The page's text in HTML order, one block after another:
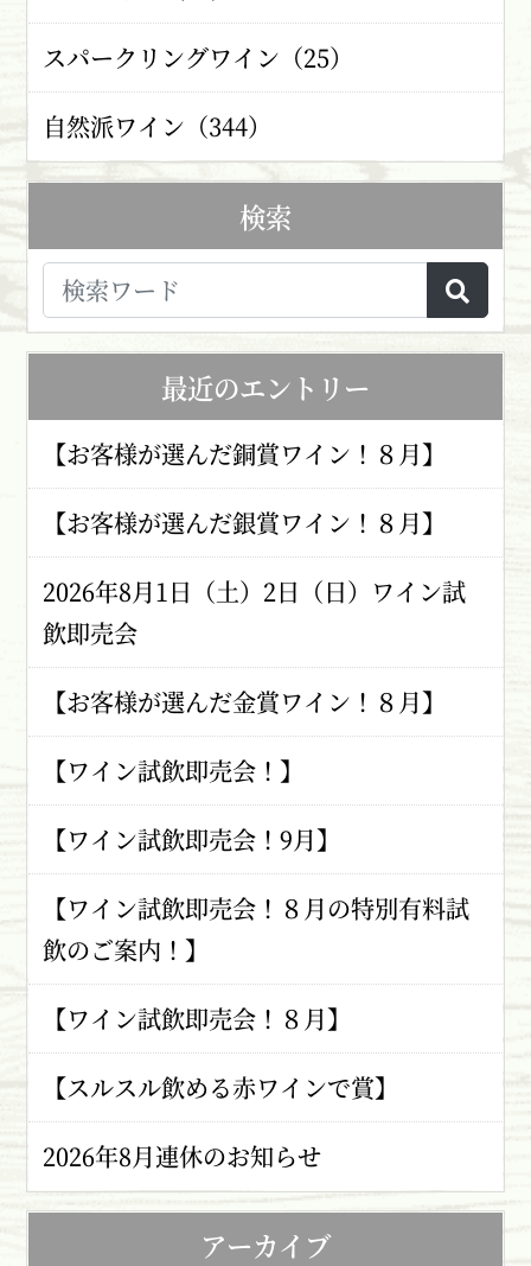
スパークリングワイン（25）
自然派ワイン（344）
検索
最近のエントリー
【お客様が選んだ銅賞ワイン！８月】
【お客様が選んだ銀賞ワイン！８月】
2026年8月1日（土）2日（日）ワイン試
飲即売会
【お客様が選んだ金賞ワイン！８月】
【ワイン試飲即売会！】
【ワイン試飲即売会！9月】
【ワイン試飲即売会！８月の特別有料試
飲のご案内！】
【ワイン試飲即売会！８月】
【スルスル飲める赤ワインで賞】
2026年8月連休のお知らせ
アーカイブ